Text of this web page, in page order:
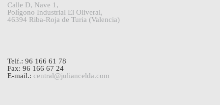
Calle D, Nave 1,
Polígono Industrial El Oliveral,
46394 Riba-Roja de Turia (Valencia)
Telf.: 96 166 61 78
Fax: 96 166 67 24
E-mail.: central@juliancelda.com